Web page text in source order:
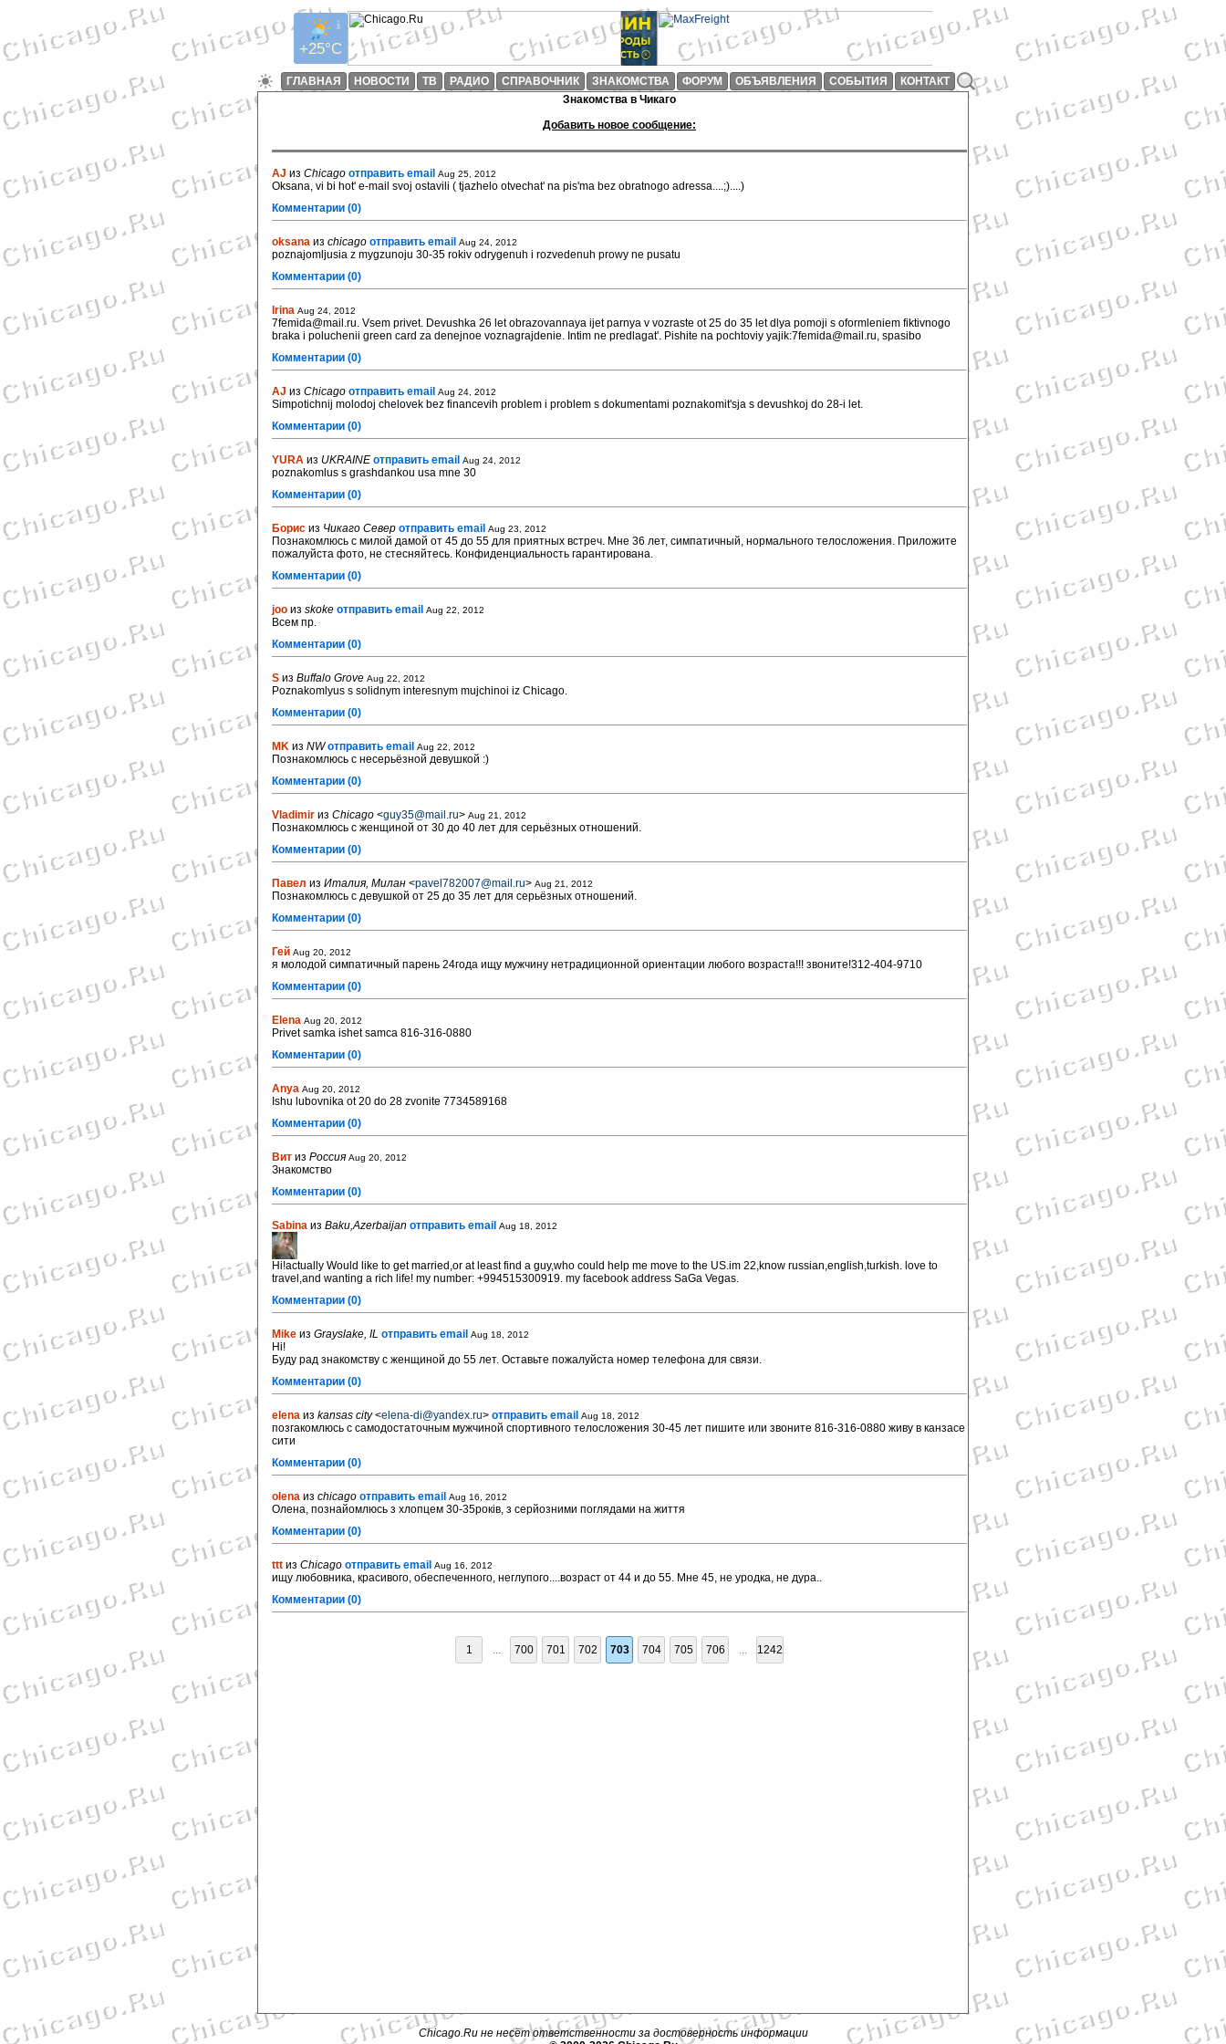
+25°C
ГЛАВНАЯ НОВОСТИ ТВ РАДИО СПРАВОЧНИК ЗНАКОМСТВА ФОРУМ ОБЪЯВЛЕНИЯ СОБЫТИЯ
КОНТАКТ
Знакомства в Чикаго
Добавить новое сообщение:
AJ из Chicago отправить email Aug 25, 2012
Oksana, vi bi hot' e-mail svoj ostavili ( tjazhelo otvechat' na pis'ma bez obratnogo adressa....;)....)
Комментарии (0)
oksana из chicago отправить email Aug 24, 2012
poznajomljusia z mygzunoju 30-35 rokiv odrygenuh i rozvedenuh prowy ne pusatu
Комментарии (0)
Irina Aug 24, 2012
7femida@mail.ru. Vsem privet. Devushka 26 let obrazovannaya ijet parnya v vozraste ot 25 do 35 let dlya pomoji s oformleniem fiktivnogo
braka i poluchenii green card za denejnoe voznagrajdenie. Intim ne predlagat'. Pishite na pochtoviy yajik:7femida@mail.ru, spasibo
Комментарии (0)
AJ из Chicago отправить email Aug 24, 2012
Simpotichnij molodoj chelovek bez financevih problem i problem s dokumentami poznakomit'sja s devushkoj do 28-i let.
Комментарии (0)
YURA из UKRAINE отправить email Aug 24, 2012
poznakomlus s grashdankou usa mne 30
Комментарии (0)
Борис из Чикаго Север отправить email Aug 23, 2012
Познакомлюсь с милой дамой от 45 до 55 для приятных встреч. Мне 36 лет, симпатичный, нормального телосложения. Приложите
пожалуйста фото, не стесняйтесь. Конфиденциальность гарантирована.
Комментарии (0)
joo из skoke отправить email Aug 22, 2012
Всем пр.
Комментарии (0)
S из Buffalo Grove Aug 22, 2012
Poznakomlyus s solidnym interesnym mujchinoi iz Chicago.
Комментарии (0)
MK из NW отправить email Aug 22, 2012
Познакомлюсь с несерьёзной девушкой :)
Комментарии (0)
Vladimir из Chicago <guy35@mail.ru> Aug 21, 2012
Познакомлюсь с женщиной от 30 до 40 лет для серьёзных отношений.
Комментарии (0)
Павел из Италия, Милан <pavel782007@mail.ru> Aug 21, 2012
Познакомлюсь с девушкой от 25 до 35 лет для серьёзных отношений.
Комментарии (0)
Гей Aug 20, 2012
я молодой симпатичный парень 24года ищу мужчину нетрадиционной ориентации любого возраста!!! звоните!312-404-9710
Комментарии (0)
Elena Aug 20, 2012
Privet samka ishet samca 816-316-0880
Комментарии (0)
Anya Aug 20, 2012
Ishu lubovnika ot 20 do 28 zvonite 7734589168
Комментарии (0)
Вит из Россия Aug 20, 2012
Знакомство
Комментарии (0)
Sabina из Baku,Azerbaijan отправить email Aug 18, 2012
Hi!actually Would like to get married,or at least find a guy,who could help me move to the US.im 22,know russian,english,turkish. love to
travel,and wanting a rich life! my number: +994515300919. my facebook address SaGa Vegas.
Комментарии (0)
Mike из Grayslake, IL отправить email Aug 18, 2012
Hi!
Буду рад знакомству с женщиной до 55 лет. Оставьте пожалуйста номер телефона для связи.
Комментарии (0)
elena из kansas city<elena-di@yandex.ru> отправить email Aug 18, 2012
позгакомлюсь с самодостаточным мужчиной спортивного телосложения 30-45 лет пишите или звоните 816-316-0880 живу в канзасе
сити
Комментарии (0)
olena из chicago отправить email Aug 16, 2012
Олена, познайомлюсь з хлопцем 30-35років, з серйозними поглядами на життя
Комментарии (0)
ttt из Chicago отправить email Aug 16, 2012
ищу любовника, красивого, обеспеченного, неглупого....возраст от 44 и до 55. Мне 45, не уродка, не дура..
Комментарии (0)
1 ... 700 701 702 703 704 705 706 ... 1242
Chicago.Ru не несёт ответственности за достоверность информации